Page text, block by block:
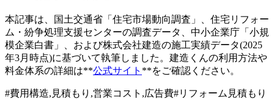
本記事は、国土交通省「住宅市場動向調査」、住宅リフォー
ム・紛争処理支援センターの調査データ、中小企業庁「小規
模企業白書」、および株式会社建造の施工実績データ(2025
年3月時点)に基づいて執筆しました。建造くんの利用方法や
料金体系の詳細は**公式サイト **をご確認ください。
#費用構造,見積もり,営業コスト,広告費#リフォーム見積もり